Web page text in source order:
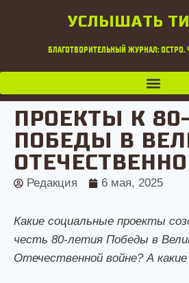
УСЛЫШАТЬ
БЛАГОТВОРИТЕЛЬНЫЙ ЖУРНАЛ: ОСТРО.
ПРОЕКТЫ К
ПОБЕДЫ В
Редакция 6 мая, 2025
Какие социальные проекты
честь 80-летия Победы в
Отечественной войне? А